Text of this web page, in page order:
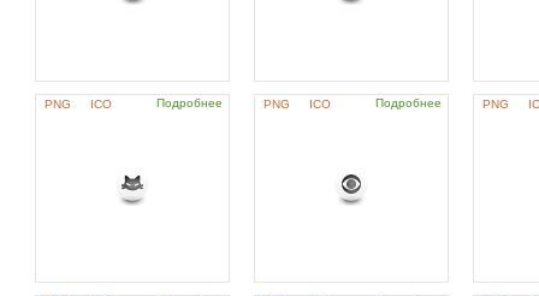
PNG ICO Подробнее PNG ICO Подробнее PNG